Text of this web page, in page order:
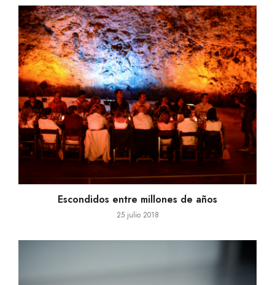
Escondidos entre millones de años
25 julio 2018